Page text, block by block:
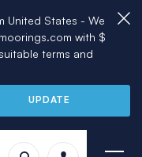
United States - We
with $
terms and
UPDATE